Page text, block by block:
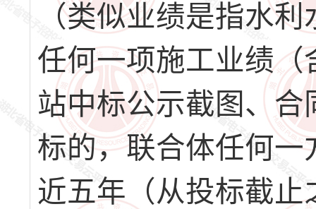
（类似业绩是指水
任何一项施工业绩（
站中标公示截图、
标的，联合体任何
近五年（从投标截